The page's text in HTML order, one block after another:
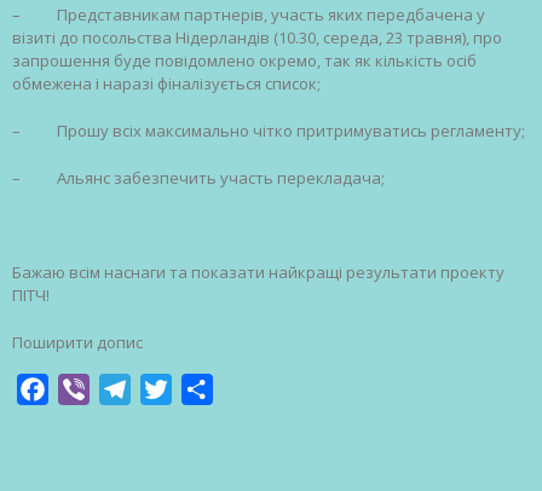
– Представникам партнерів, участь яких передбачена у
візиті до посольства Нідерландів (10.30, середа, 23 травня), про
запрошення буде повідомлено окремо, так як кількість осіб
обмежена і наразі фіналізується список;
– Прошу всіх максимально чітко притримуватись регламенту;
– Альянс забезпечить участь перекладача;
Бажаю всім наснаги та показати найкращі результати проекту
ПІТЧ!
Поширити допис
Facebook
Viber TelegramTwitter